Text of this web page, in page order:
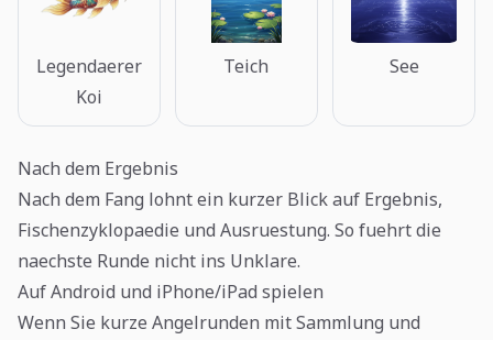
Legendaerer
Koi
Teich See
Nach dem Ergebnis
Nach dem Fang lohnt ein kurzer Blick auf Ergebnis,
Fischenzyklopaedie und Ausruestung. So fuehrt die
naechste Runde nicht ins Unklare.
Auf Android und iPhone/iPad spielen
Wenn Sie kurze Angelrunden mit Sammlung und